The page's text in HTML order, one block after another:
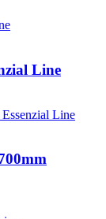
Line